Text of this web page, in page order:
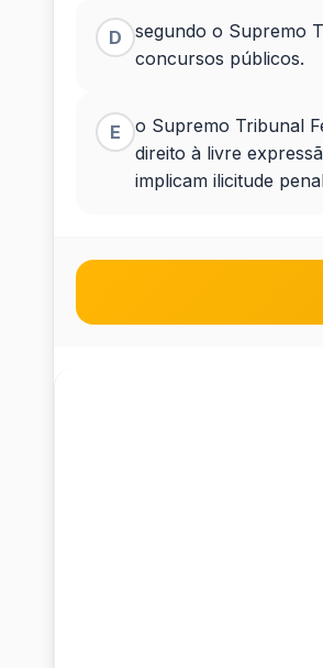
interpre
D
segundo o Supremo
concursos públicos.
E
o Supremo Tribunal
direito à livre
implicam ilicitude